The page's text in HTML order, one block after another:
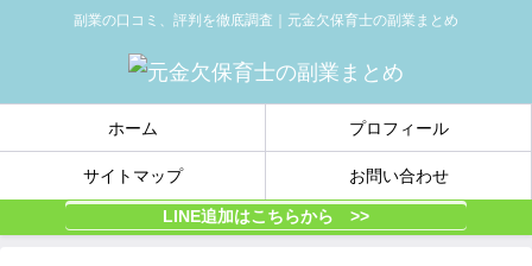
副業の口コミ、評判を徹底調査｜元金欠保育士の副業まとめ
ホーム プロフィール
サイトマップ お問い合わせ
LINE追加はこちらから >>